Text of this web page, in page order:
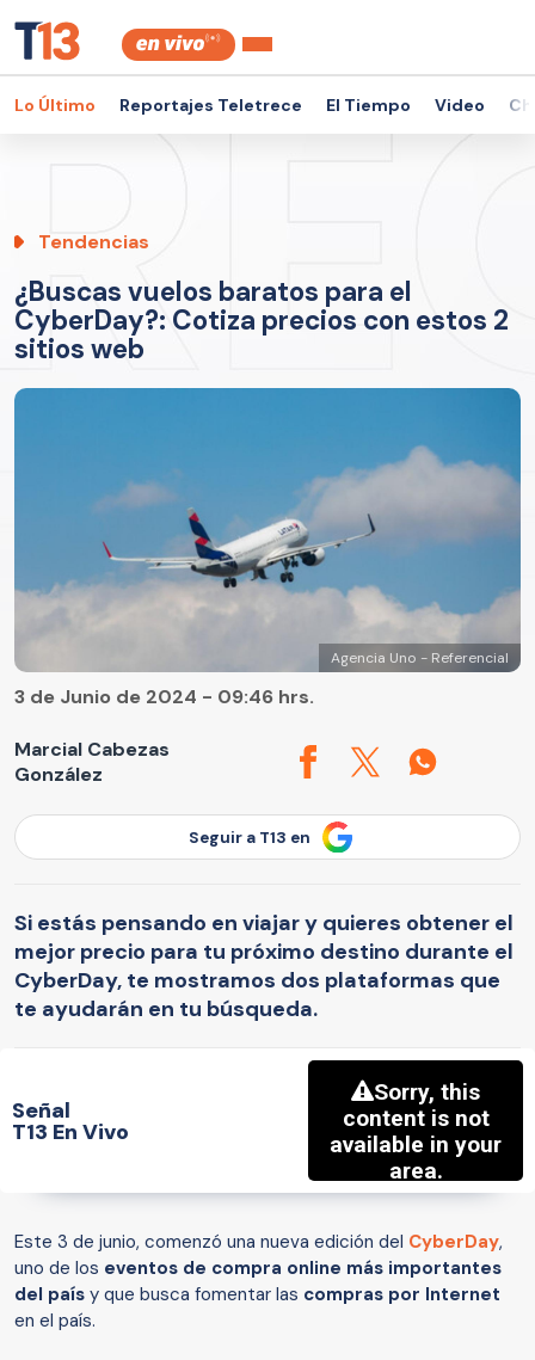
Lo Último Reportajes Teletrece El Tiempo Video
Tendencias
¿Buscas vuelos baratos para el
CyberDay?: Cotiza precios con estos 2
sitios web
Agencia Uno - Referencial
Marcial Cabezas
González
3 de Junio de 2024 - 09:46 hrs.
Seguir a T13 en
Si estás pensando en viajar y quieres obtener el
mejor precio para tu próximo destino durante el
CyberDay, te mostramos dos plataformas que
te ayudarán en tu búsqueda.
Señal
T13 En Vivo
Este 3 de junio, comenzó una nueva edición del CyberDay,
uno de los eventos de compra online más importantes
del país y que busca fomentar las compras por Internet
en el país.